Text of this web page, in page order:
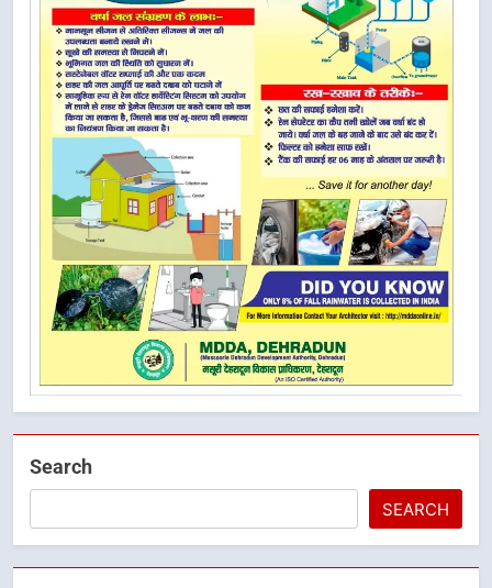
Search
SEARCH